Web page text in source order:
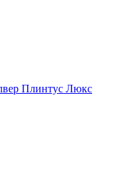
Плинтус Люкс